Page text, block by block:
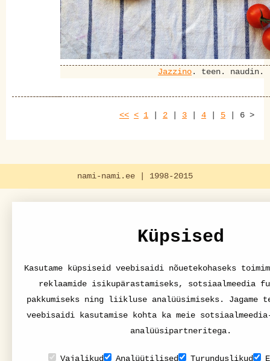
Jazzino. teen. naudin.
<< < 1 2 3 4 5 6 >
nami-nami.ee | 1998-2015
Küpsised
Kasutame küpsiseid veebisaidi nõuetekohaseks
reklaamide isikupärastamiseks, sotsiaalmeedia
pakkumiseks ning liikluse analüüsimiseks. Jagame
veebisaidi kasutamise kohta ka meie
analüüsipartneritega.
Vajalikud Analüütilised Turunduslikud